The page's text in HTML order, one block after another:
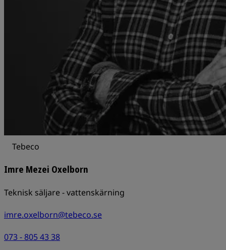
Tebeco
Imre Mezei Oxelborn
Teknisk säljare - vattenskärning
imre.oxelborn@tebeco.se
073 - 805 43 38